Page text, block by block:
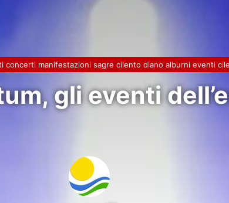
concerti manifestazioni sagre cilento diano alburni eventi
gli eventi